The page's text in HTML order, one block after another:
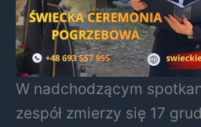
W nadchodzącym
zespół zmierzy się 17